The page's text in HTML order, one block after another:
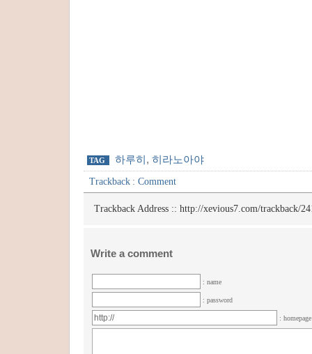
TAG 하루히, 히라노아야
Trackback : Comment
Trackback Address :: http://xevious7.com/trackback/
Write a comment
: name
: password
: